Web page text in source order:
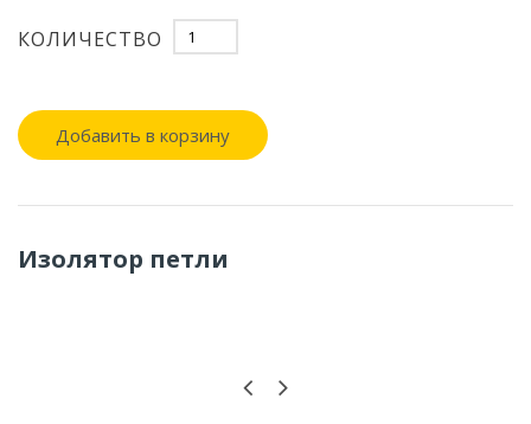
КОЛИЧЕСТВО
Добавить в корзину
Изолятор петли